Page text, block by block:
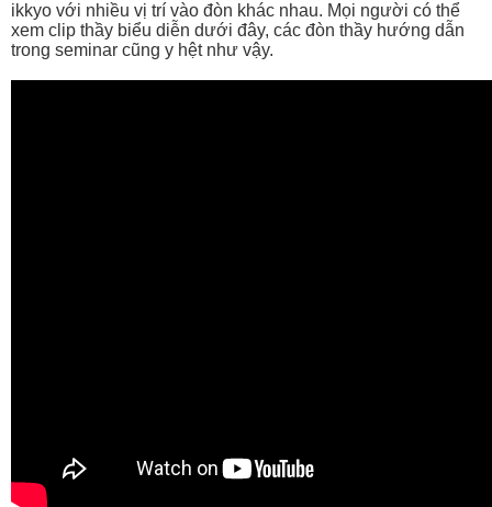
ikkyo với nhiều vị trí vào đòn khác nhau. Mọi người có thể
xem clip thầy biểu diễn dưới đây, các đòn thầy hướng dẫn
trong seminar cũng y hệt như vậy.